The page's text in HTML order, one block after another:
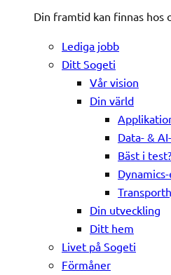
Din framtid kan finnas hos
Lediga jobb
Ditt Sogeti
Vår vision
Din värld
Data- &
Bäst i test?
Dynamics-
Din utveckling
Ditt hem
Livet på Sogeti
Förmåner